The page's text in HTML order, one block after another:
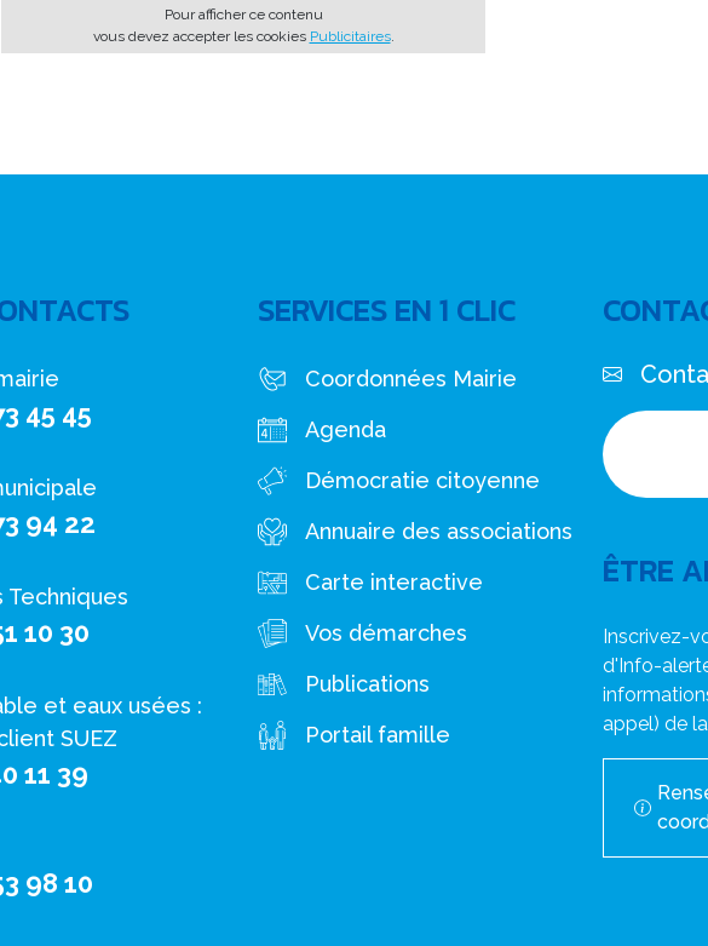
Pour afficher ce contenu
vous devez accepter les cookies Publicitaires.
45 45
94 22
Techniques
10 30
et eaux usées :
SUEZ
11 39
98 10
SERVICES EN 1 CLIC
Coordonnées Mairie
Agenda
Démocratie citoyenne
Annuaire des associations
Carte interactive
Vos démarches
Publications
Portail famille
ÊTRE
Inscrivez-
d'Info-
appel) de